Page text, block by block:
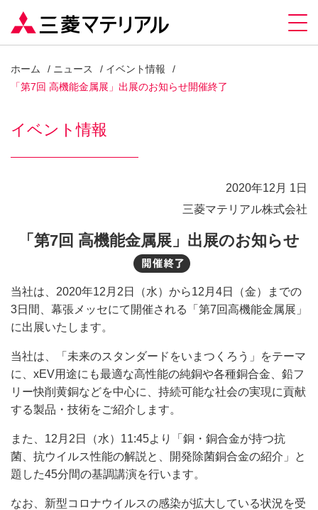
ホーム ニュース
イベント情報
「第7回 高機能金属展」出展のお知らせ開催終了
イベント情報
2020年12月 1日
三菱マテリアル株式会社
「第7回 高機能金属展」出展のお知らせ
開催終了
当社は、2020年12月2日（水）から12月4日（金）までの
3日間、幕張メッセにて開催される「第7回高機能金属展」
に出展いたします。
当社は、「未来のスタンダードをいまつくろう」をテーマ
に、xEV用途にも最適な高性能の純銅や各種銅合金、鉛フ
リー快削黄銅などを中心に、持続可能な社会の実現に貢献
する製品・技術をご紹介します。
また、12月2日（水）11:45より「銅・銅合金が持つ抗
菌、抗ウイルス性能の解説と、開発除菌銅合金の紹介」と
題した45分間の基調講演を行います。
なお、新型コロナウイルスの感染が拡大している状況を受